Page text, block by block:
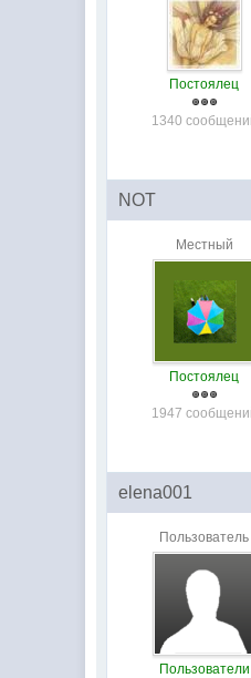
Постоялец
1340
NOT
Местный
Постоялец
1947
elena001
Пользователь
Пользователи